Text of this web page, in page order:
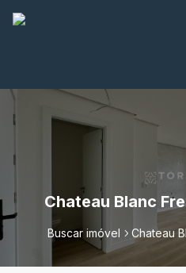
Chateau Blanc
Buscar imóvel Chateau